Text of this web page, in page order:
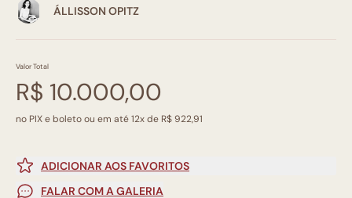
ÁLLISSON OPITZ
Valor Total
R$ 10.000,00
no PIX e boleto ou em até 12x de R$ 922,91
ADICIONAR AOS FAVORITOS
FALAR COM A GALERIA